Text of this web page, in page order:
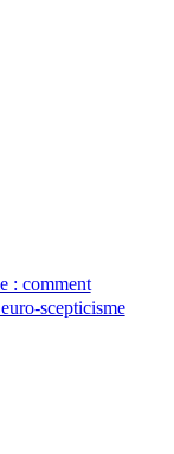
: comment
scepticisme